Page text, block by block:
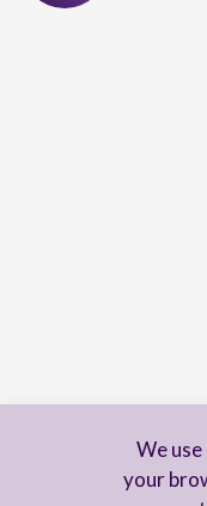
We
your